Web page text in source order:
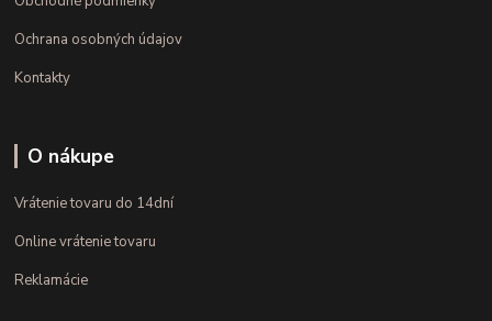
Ochrana osobných údajov
Kontakty
O nákupe
Vrátenie tovaru do 14dní
Online vrátenie tovaru
Reklamácie